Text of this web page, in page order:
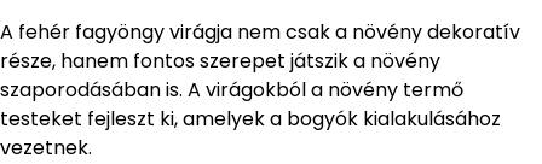
A fehér fagyöngy virágja nem csak a növény dekoratív
része, hanem fontos szerepet játszik a növény
szaporodásában is. A virágokból a növény termő
testeket fejleszt ki, amelyek a bogyók kialakulásához
vezetnek.